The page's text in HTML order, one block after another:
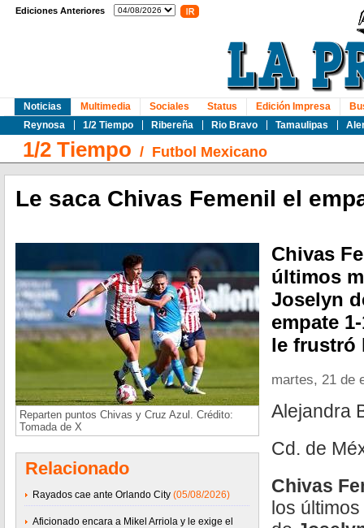
Ediciones Anteriores
Noticias
Reynosa
1/2 Tiempo Ribereña Rio Bravo Tamaulipas
Multimedia Sociales Status Edición Impresa
1/2 Tiempo / Futbol Mexicano
Le saca Chivas Femenil el
Reparten puntos Chivas y Cruz Azul. Crédito:
Tomada de X
Relacionado
Rayados cae ante Orlando City (05/08/2026)
Aficionado encara a Mikel Arriola y le exige el
Chivas
últimos
Joselyn
empate
le frustró
martes, 21 de
Alejandra
Cd. de
Chivas
los